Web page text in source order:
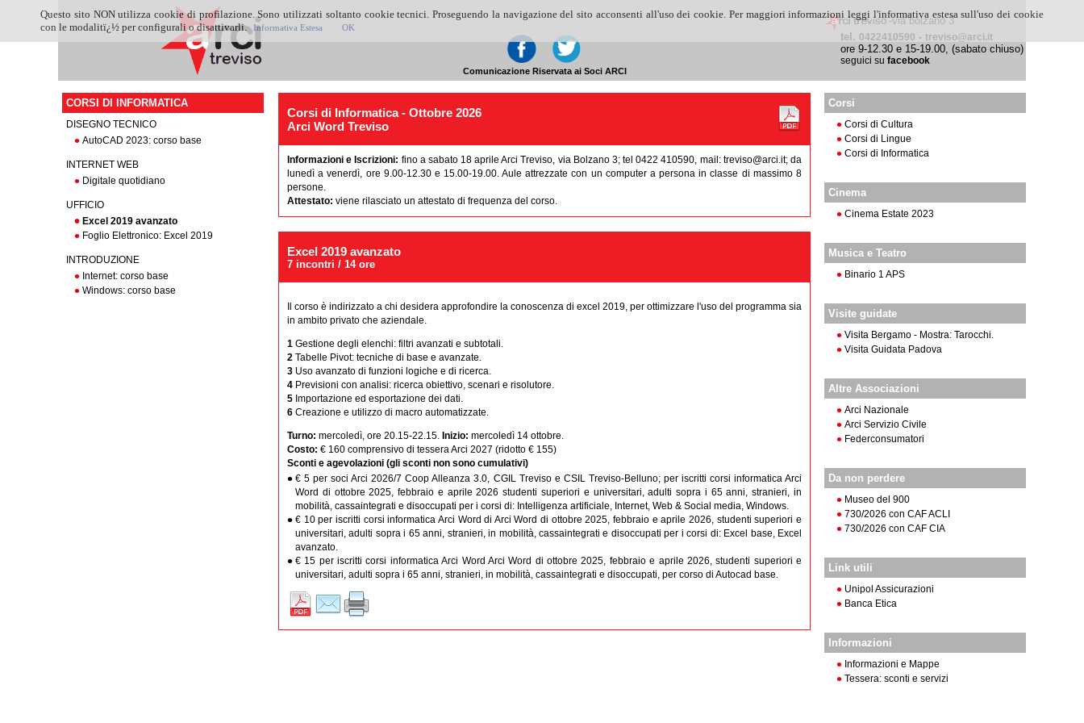
Comunicazione Riservata ai Soci ARCI
-via bolzano 3
tel. 0422410590 - treviso@arci.it
ore 9-12.30 e 15-19.00, (sabato chiuso)
seguici su facebook
CORSI DI INFORMATICA
DISEGNO TECNICO
AutoCAD 2023: corso base
INTERNET WEB
Digitale quotidiano
UFFICIO
Excel 2019 avanzato
Foglio Elettronico: Excel 2019
INTRODUZIONE
Internet: corso base
Windows: corso base
Corsi di Informatica - Ottobre 2026
Arci Word Treviso
Informazioni e Iscrizioni: fino a sabato 18 aprile Arci Treviso, via Bolzano 3; tel 0422 410590, mail: treviso@arci.it; da
lunedì a venerdì, ore 9.00-12.30 e 15.00-19.00. Aule attrezzate con un computer a persona in classe di massimo 8
persone.
Attestato: viene rilasciato un attestato di frequenza del corso.
Excel 2019 avanzato
7 incontri / 14 ore
Il corso è indirizzato a chi desidera approfondire la conoscenza di excel 2019, per ottimizzare l'uso del programma sia
in ambito privato che aziendale.
1 Gestione degli elenchi: filtri avanzati e subtotali.
2 Tabelle Pivot: tecniche di base e avanzate.
3 Uso avanzato di funzioni logiche e di ricerca.
4 Previsioni con analisi: ricerca obiettivo, scenari e risolutore.
5 Importazione ed esportazione dei dati.
6 Creazione e utilizzo di macro automatizzate.
Turno: mercoledì, ore 20.15-22.15. Inizio: mercoledì 14 ottobre.
Costo: € 160 comprensivo di tessera Arci 2027 (ridotto € 155)
Sconti e agevolazioni (gli sconti non sono cumulativi)
€ 5 per soci Arci 2026/7 Coop Alleanza 3.0, CGIL Treviso e CSIL Treviso-Belluno; per iscritti corsi informatica Arci
Word di ottobre 2025, febbraio e aprile 2026 studenti superiori e universitari, adulti sopra i 65 anni, stranieri, in
mobilità, cassaintegrati e disoccupati per i corsi di: Intelligenza artificiale, Internet, Web & Social media, Windows.
€ 10 per iscritti corsi informatica Arci Word di Arci Word di ottobre 2025, febbraio e aprile 2026, studenti superiori e
universitari, adulti sopra i 65 anni, stranieri, in mobilità, cassaintegrati e disoccupati per i corsi di: Excel base, Excel
avanzato.
€ 15 per iscritti corsi informatica Arci Word Arci Word di ottobre 2025, febbraio e aprile 2026, studenti superiori e
universitari, adulti sopra i 65 anni, stranieri, in mobilità, cassaintegrati e disoccupati, per corso di Autocad base.
Corsi
Corsi di Cultura
Corsi di Lingue
Corsi di Informatica
Cinema
Cinema Estate 2023
Musica e Teatro
Binario 1 APS
Visite guidate
Visita Bergamo - Mostra: Tarocchi.
Visita Guidata Padova
Altre Associazioni
Arci Nazionale
Arci Servizio Civile
Federconsumatori
Da non perdere
Museo del 900
730/2026 con CAF ACLI
730/2026 con CAF CIA
Link utili
Unipol Assicurazioni
Banca Etica
Informazioni
Informazioni e Mappe
Tessera: sconti e servizi
Questo sito NON utilizza cookie di profilazione. Sono utilizzati soltanto cookie tecnici. Proseguendo la navigazione del sito acconsenti all'uso dei cookie. Per maggiori informazioni leggi l'informativa estesa sull'uso dei cookie
con le modalitï¿½ per configurali o disattivarli.
Informativa Estesa OK